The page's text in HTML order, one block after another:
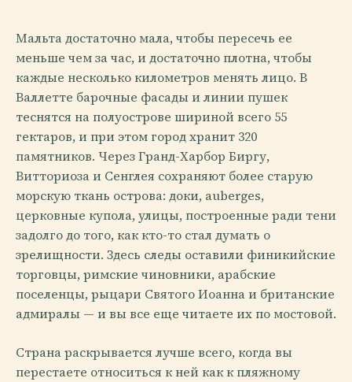
Мальта достаточно мала, чтобы пересечь ее
меньше чем за час, и достаточно плотна, чтобы
каждые несколько километров менять лицо. В
Валлетте барочные фасады и линии пушек
теснятся на полуострове шириной всего 55
гектаров, и при этом город хранит 320
памятников. Через Гранд-Харбор Биргу,
Витториоза и Сенглея сохраняют более старую
морскую ткань острова: доки, auberges,
церковные купола, улицы, построенные ради тени
задолго до того, как кто-то стал думать о
зрелищности. Здесь следы оставили финикийские
торговцы, римские чиновники, арабские
поселенцы, рыцари Святого Иоанна и британские
адмиралы — и вы все еще читаете их по мостовой.
Страна раскрывается лучше всего, когда вы
перестаете относиться к ней как к пляжному